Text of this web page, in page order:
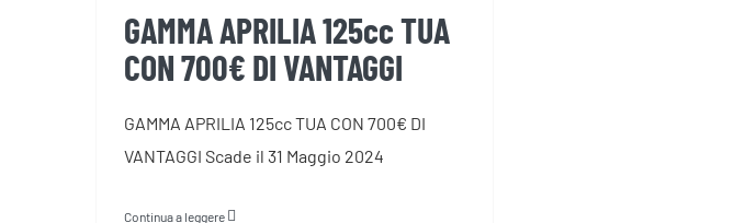
GAMMA APRILIA 125cc TUA
CON 700€ DI VANTAGGI
GAMMA APRILIA 125cc TUA CON 700€ DI
VANTAGGI Scade il 31 Maggio 2024
Continua a leggere